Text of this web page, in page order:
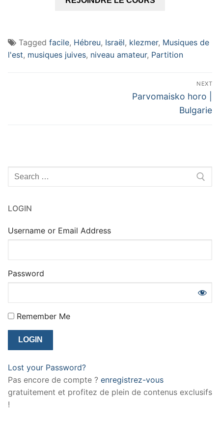
Tagged facile, Hébreu, Israël, klezmer, Musiques de
l'est, musiques juives, niveau amateur, Partition
NEXT
Next
Parvomaisko horo |
Bulgarie
Rechercher
:
LOGIN
Username or Email Address
Password
Remember Me
Lost your Password?
Pas encore de compte ? enregistrez-vous
gratuitement et profitez de plein de contenus exclusifs
!